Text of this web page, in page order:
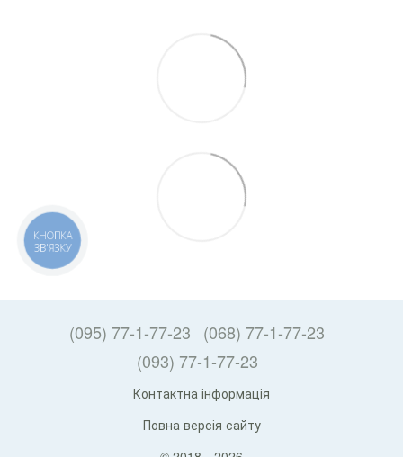
(095) 77-1-77-23
(068) 77-1-77-23
(093) 77-1-77-23
Контактна інформація
Повна версія сайту
КНОПКА
ЗВ'ЯЗКУ